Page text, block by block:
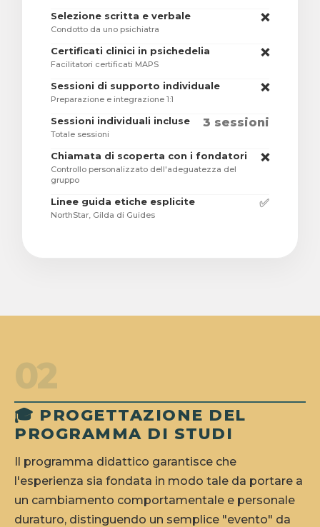
Selezione scritta e verbale
Condotto da uno psichiatra
❌
Certificati clinici in psichedelia
Facilitatori certificati MAPS
❌
Sessioni di supporto individuale
Preparazione e integrazione 1:1
❌
Sessioni individuali incluse
Totale sessioni
3 sessioni
Chiamata di scoperta con i fondatori
Controllo personalizzato dell'adeguatezza del
gruppo
❌
Linee guida etiche esplicite
NorthStar, Gilda di Guides
✅
02
🎓 PROGETTAZIONE DEL
PROGRAMMA DI STUDI
Il programma didattico garantisce che
l'esperienza sia fondata in modo tale da portare a
un cambiamento comportamentale e personale
duraturo, distinguendo un semplice "evento" da